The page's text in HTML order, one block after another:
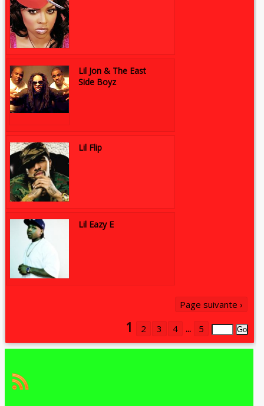
Lil Jon & The East
Side Boyz
Lil Flip
Lil Eazy E
Page suivante ›
1 2 3 4 ... 5